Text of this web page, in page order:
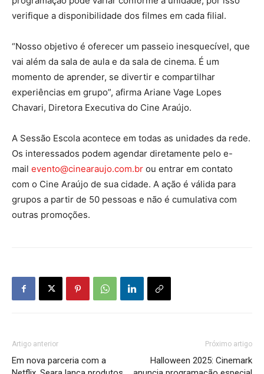
verifique a disponibilidade dos filmes em cada filial.
“Nosso objetivo é oferecer um passeio inesquecível, que
vai além da sala de aula e da sala de cinema. É um
momento de aprender, se divertir e compartilhar
experiências em grupo”, afirma Ariane Vage Lopes
Chavari, Diretora Executiva do Cine Araújo.
A Sessão Escola acontece em todas as unidades da rede.
Os interessados podem agendar diretamente pelo e-
mail evento@cinearaujo.com.br ou entrar em contato
com o Cine Araújo de sua cidade. A ação é válida para
grupos a partir de 50 pessoas e não é cumulativa com
outras promoções.
Artigo anterior
Em nova parceria com a
Próximo artigo
Halloween 2025: Cinemark